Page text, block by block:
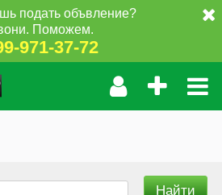
подать объвление?
Поможем.
971-37-72